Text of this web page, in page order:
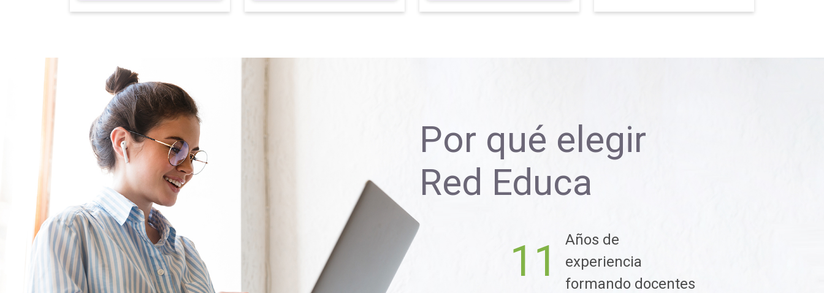
Por qué elegir
Red Educa
11
Años de
experiencia
formando docentes